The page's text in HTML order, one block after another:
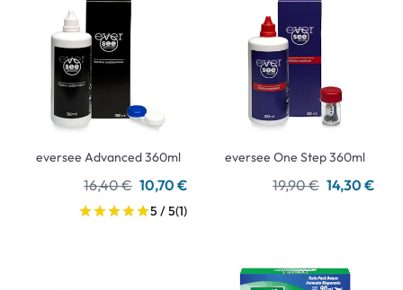
eversee Advanced 360ml
16,40 € 10,70 €
5 / 5(1)
eversee One Step 360ml
19,90 € 14,30 €